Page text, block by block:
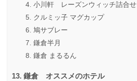
小川軒 レーズンウィッチ詰合せ
クルミッ子 マグカップ
鳩サブレー
鎌倉半月
鎌倉 まるるん
鎌倉 オススメのホテル